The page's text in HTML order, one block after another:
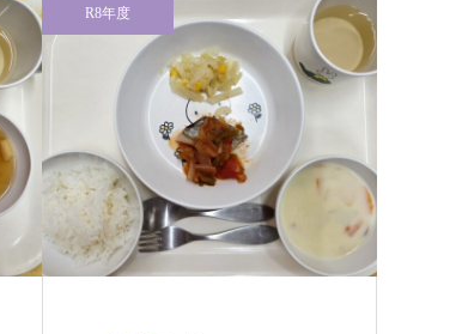
R8年度